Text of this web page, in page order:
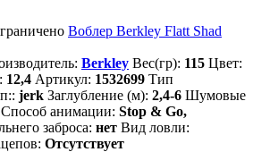
Воблер Berkley Flatt Shad
Berkley Вес(гр): 115 Цвет:
12,4 Артикул: 1532699 Тип
jerk Заглубление (м): 2,4-6 Шумовые
Способ анимации: Stop & Go,
заброса: нет Вид ловли:
Отсутствует